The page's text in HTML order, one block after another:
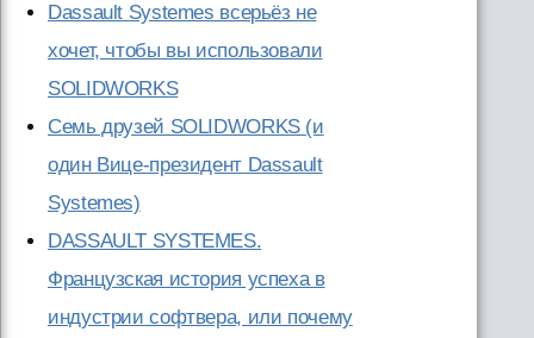
Dassault Systemes всерьёз не
хочет, чтобы вы использовали
SOLIDWORKS
Семь друзей SOLIDWORKS (и
один Вице-президент Dassault
Systemes)
DASSAULT SYSTEMES.
Французская история успеха в
индустрии софтвера, или почему